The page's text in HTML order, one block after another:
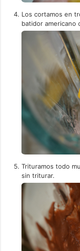
Los cortamos en
batidor americano
Trituramos todo
sin triturar.